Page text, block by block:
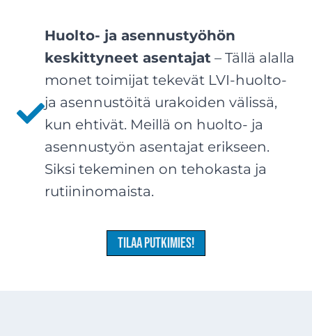
Huolto- ja asennustyöhön
keskittyneet asentajat – Tällä alalla
monet toimijat tekevät LVI-huolto-
ja asennustöitä urakoiden välissä,
kun ehtivät. Meillä on huolto- ja
asennustyön asentajat erikseen.
Siksi tekeminen on tehokasta ja
rutiininomaista.
Tilaa putkimies!